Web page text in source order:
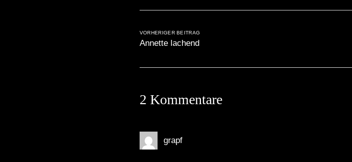
VORHERIGER BEITRAG
Annette lachend
2 Kommentare
grapf